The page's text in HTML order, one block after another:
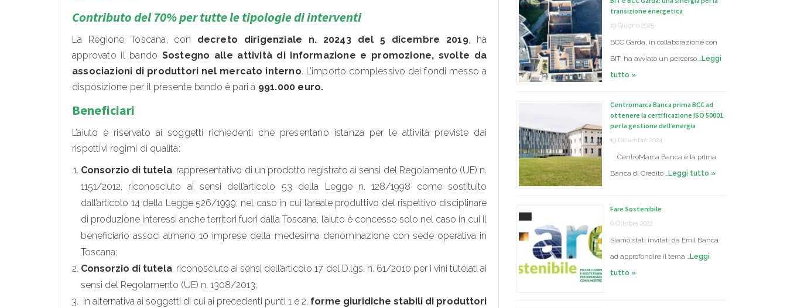
Contributo del 70% per tutte le tipologie di interventi
La Regione Toscana, con decreto dirigenziale n. 20243 del 5 dicembre 2019, ha
approvato il bando Sostegno alle attività di informazione e promozione, svolte da
associazioni di produttori nel mercato interno. L’importo complessivo dei fondi messo a
disposizione per il presente bando è pari a 991.000 euro.
Beneficiari
L’aiuto è riservato ai soggetti richiedenti che presentano istanza per le attività previste dai
rispettivi regimi di qualità:
Consorzio di tutela, rappresentativo di un prodotto registrato ai sensi del Regolamento (UE) n.
1151/2012, riconosciuto ai sensi dell’articolo 53 della Legge n. 128/1998 come sostituito
dall’articolo 14 della Legge 526/1999; nel caso in cui l’areale produttivo del rispettivo disciplinare
di produzione interessi anche territori fuori dalla Toscana, l’aiuto è concesso solo nel caso in cui il
beneficiario associ almeno 10 imprese della medesima denominazione con sede operativa in
Toscana;
Consorzio di tutela, riconosciuto ai sensi dell’articolo 17 del D.lgs. n. 61/2010 per i vini tutelati ai
sensi del Regolamento (UE) n. 1308/2013;
in alternativa ai soggetti di cui ai precedenti punti 1 e 2, forme giuridiche stabili di produttori
transizione energetica
19 Giugno 2025
BCC Garda, in collaborazione con
BIT, ha avviato un percorso …Leggi
tutto »
Centromarca Banca prima BCC ad
ottenere la certificazione ISO 50001
per la gestione dell’energia
19 Dicembre 2024
CentroMarca Banca è la prima
Banca di Credito …Leggi tutto »
Fare Sostenibile
6 Ottobre 2022
Siamo stati invitati da Emil Banca
ad approfondire il tema …Leggi
tutto »